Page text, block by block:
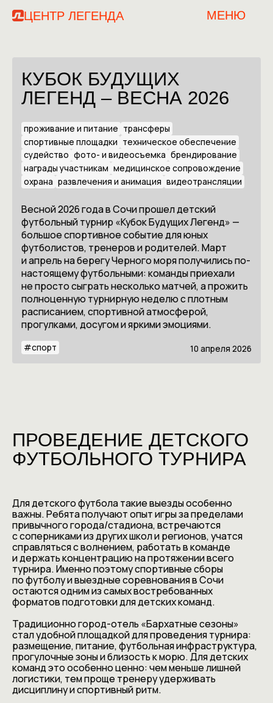
ЦЕНТР ЛЕГЕНДА МЕНЮ
КУБОК БУДУЩИХ
ЛЕГЕНД – ВЕСНА 2026
проживание и питание трансферы
спортивные площадки техническое обеспечение
судейство фото- и видеосъемка брендирование
награды участникам медицинское сопровождение
охрана развлечения и анимация видеотрансляции
Весной 2026 года в Сочи прошел детский
футбольный турнир «Кубок Будущих Легенд» —
большое спортивное событие для юных
футболистов, тренеров и родителей. Март
и апрель на берегу Черного моря получились по-
настоящему футбольными: команды приехали
не просто сыграть несколько матчей, а прожить
полноценную турнирную неделю с плотным
расписанием, спортивной атмосферой,
прогулками, досугом и яркими эмоциями.
#спорт 10 апреля 2026
ПРОВЕДЕНИЕ ДЕТСКОГО
ФУТБОЛЬНОГО ТУРНИРА
Для детского футбола такие выезды особенно
важны. Ребята получают опыт игры за пределами
привычного города/стадиона, встречаются
с соперниками из других школ и регионов, учатся
справляться с волнением, работать в команде
и держать концентрацию на протяжении всего
турнира. Именно поэтому спортивные сборы
по футболу и выездные соревнования в Сочи
остаются одним из самых востребованных
форматов подготовки для детских команд.
Традиционно город-отель «Бархатные сезоны»
стал удобной площадкой для проведения турнира:
размещение, питание, футбольная инфраструктура,
прогулочные зоны и близость к морю. Для детских
команд это особенно ценно: чем меньше лишней
логистики, тем проще тренеру удерживать
дисциплину и спортивный ритм.